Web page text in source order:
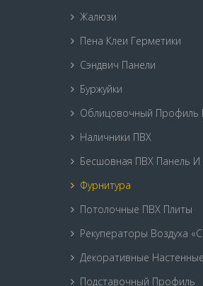
Жалюзи
Пена Клеи Герметики
Сэндвич Панели
Буржуйки
Облицовочный Профиль
Наличники ПВХ
Бесшовная ПВХ Панель И
Фурнитура
Потолочные ПВХ Плиты
Рекуператоры Воздуха
Декоративные
Подставочный Профиль